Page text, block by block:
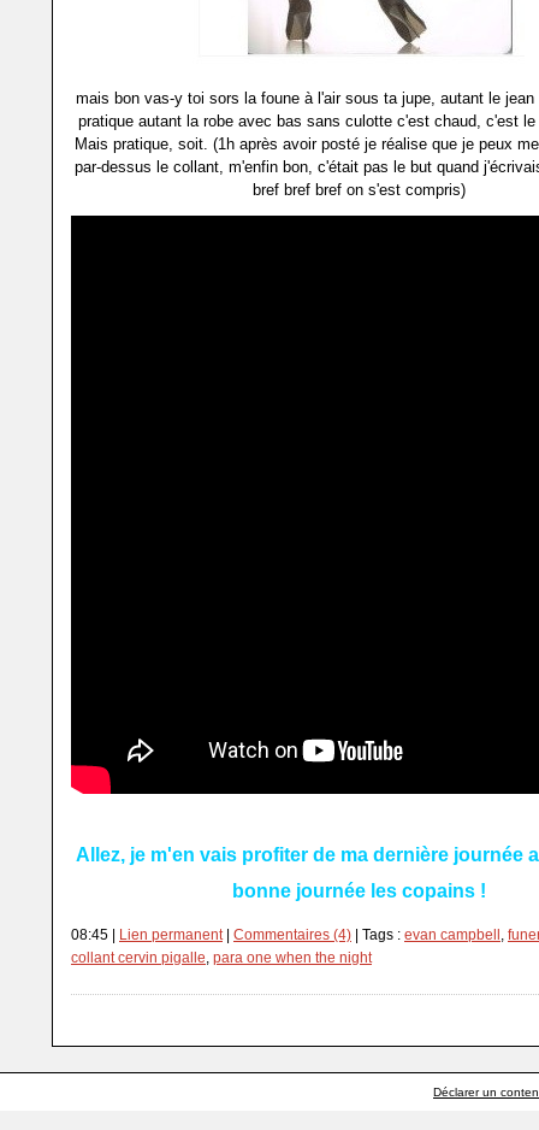
mais bon vas-y toi sors la foune à l'air sous ta jupe, autant le
pratique autant la robe avec bas sans culotte c'est chaud, c'est
Mais pratique, soit. (1h après avoir posté je réalise que je peux
par-dessus le collant, m'enfin bon, c'était pas le but quand
bref bref bref on s'est compris)
Allez, je m'en vais profiter de ma dernière journée
bonne journée les copains !
08:45 | Lien permanent| Commentaires (4) | Tags : evan campbell ,
collant cervin pigalle, para one when the night
Déclarer un